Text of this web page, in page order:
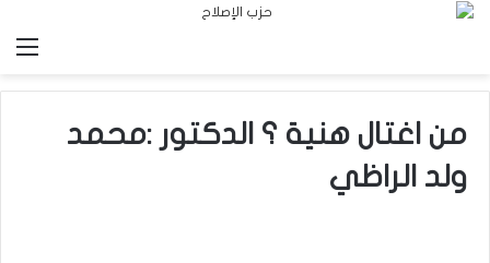
من اغتال هنية ؟ الدكتور :محمد
ولد الراظي